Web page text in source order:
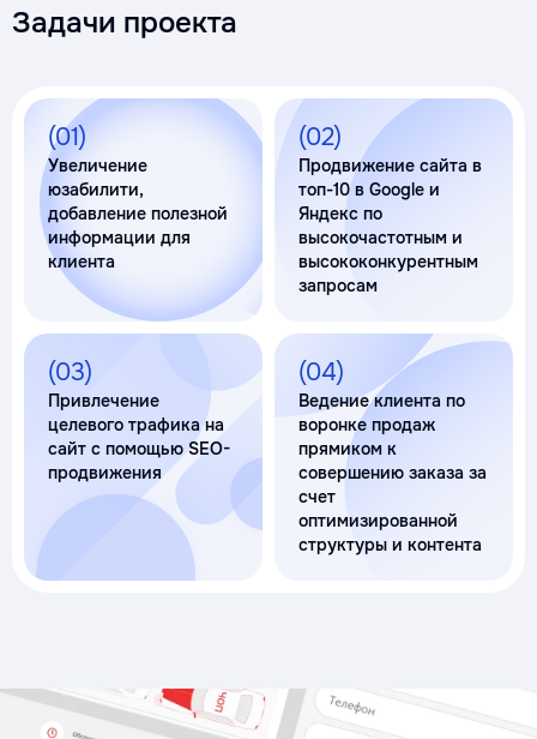
Задачи проекта
(01)
Увеличение
юзабилити,
добавление полезной
информации для
клиента
(02)
Продвижение сайта в
топ-10 в Google и
Яндекс по
высокочастотным и
высококонкурентным
запросам
(03)
Привлечение
целевого трафика на
сайт с помощью SEO-
продвижения
(04)
Ведение клиента по
воронке продаж
прямиком к
совершению заказа за
счет
оптимизированной
структуры и контента